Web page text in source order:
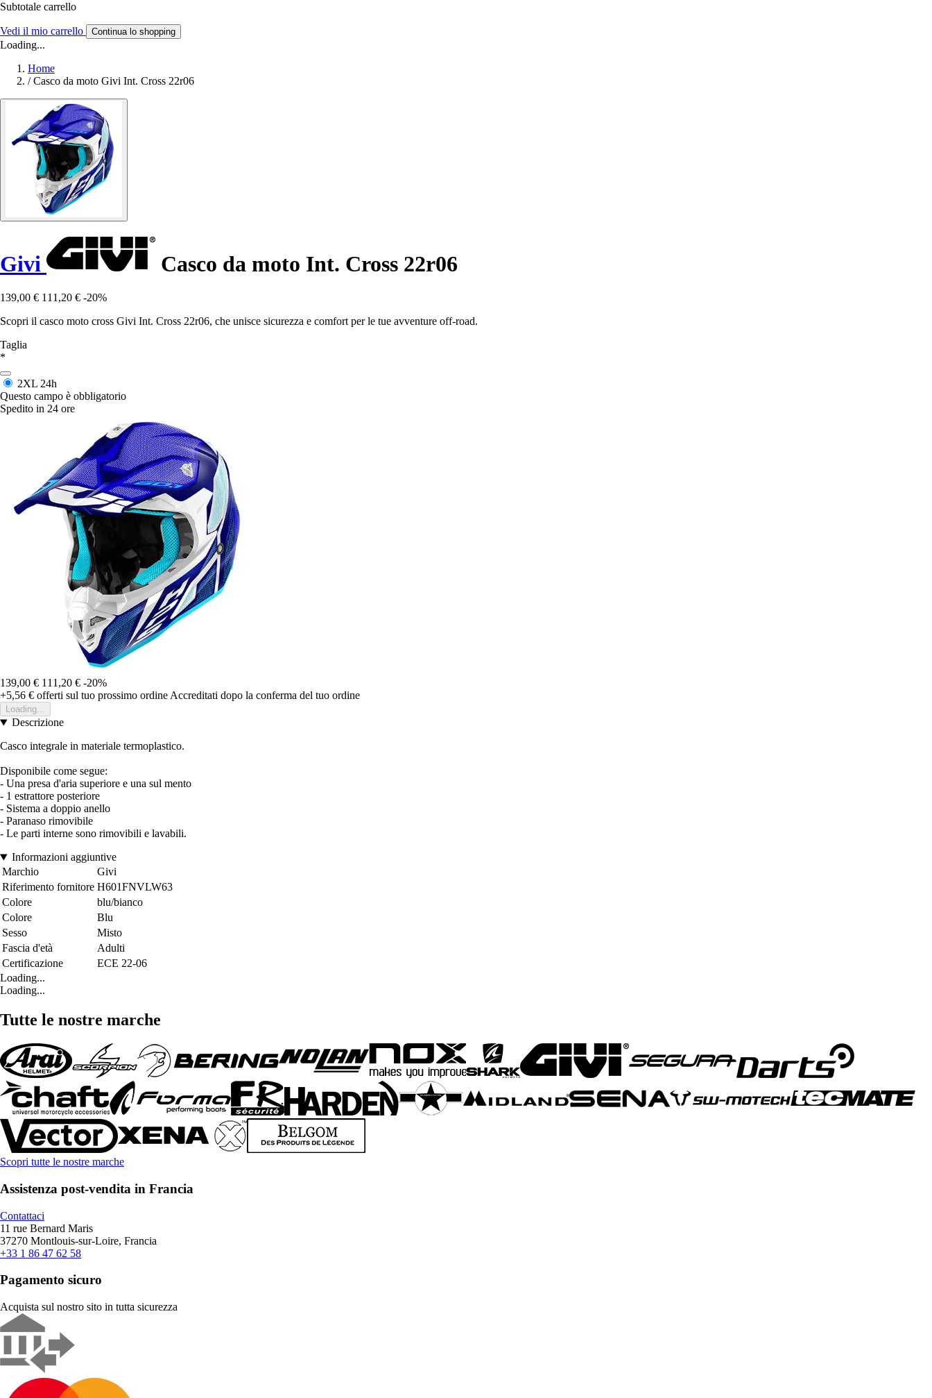
Subtotale carrello
Vedi il mio carrello Continua lo shopping
Loading...
Home
/ Casco da moto Givi Int. Cross 22r06
Givi Casco da moto Int. Cross 22r06
139,00 € 111,20 € -20%
Scopri il casco moto cross Givi Int. Cross 22r06, che unisce sicurezza e comfort per le tue avventure off-road.
Taglia
*
2XL 24h
Questo campo è obbligatorio
Spedito in 24 ore
139,00 € 111,20 € -20%
+5,56 € offerti sul tuo prossimo ordine Accreditati dopo la conferma del tuo ordine
Loading...
Descrizione
Casco integrale in materiale termoplastico.
Disponibile come segue:
- Una presa d'aria superiore e una sul mento
- 1 estrattore posteriore
- Sistema a doppio anello
- Paranaso rimovibile
- Le parti interne sono rimovibili e lavabili.
Informazioni aggiuntive
Marchio
Givi
Riferimento fornitore H601FNVLW63
Colore
blu/bianco
Colore
Blu
Sesso
Misto
Fascia d'età
Adulti
Certificazione
ECE 22-06
Loading...
Loading...
Tutte le nostre marche
Scopri tutte le nostre marche
Assistenza post-vendita in Francia
Contattaci
11 rue Bernard Maris
37270 Montlouis-sur-Loire, Francia
+33 1 86 47 62 58
Pagamento sicuro
Acquista sul nostro sito in tutta sicurezza